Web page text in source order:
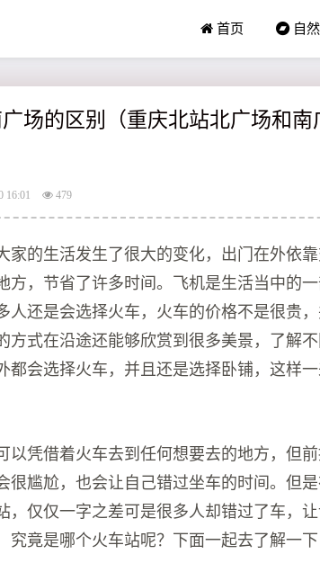
首页 自
场的区别（重庆北站北广场和南
16:01 479
家的生活发生了很大的变化，出门在外依
方，节省了许多时间。飞机是生活当中的
人还是会选择火车，火车的价格不是很贵
方式在沿途还能够欣赏到很多美景，了解
都会选择火车，并且还是选择卧铺，这样
以凭借着火车去到任何想要去的地方，但
很尴尬，也会让自己错过坐车的时间。但
，仅仅一字之差可是很多人却错过了车，
究竟是哪个火车站呢？下面一起去了解一